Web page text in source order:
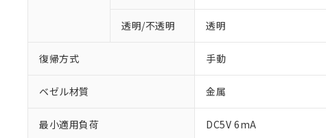
透明/不透明 透明
復帰方式 手動
ベゼル材質 金属
最小適用負荷 DC5V 6mA